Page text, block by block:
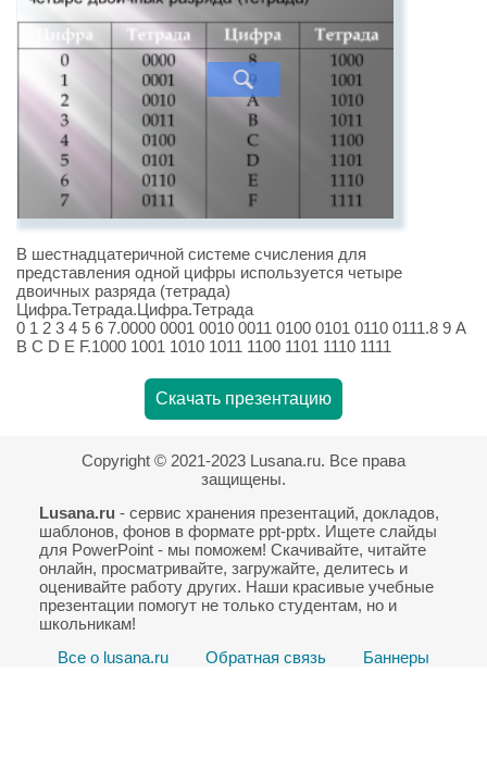
В шестнадцатеричной системе счисления для
представления одной цифры используется четыре
двоичных разряда (тетрада)
Цифра.Тетрада.Цифра.Тетрада
0 1 2 3 4 5 6 7.0000 0001 0010 0011 0100 0101 0110 0111.8 9 A
B C D E F.1000 1001 1010 1011 1100 1101 1110 1111
Скачать презентацию
Copyright © 2021-2023 Lusana.ru. Все права
защищены.
Lusana.ru - сервис хранения презентаций, докладов,
шаблонов, фонов в формате ppt-pptx. Ищете слайды
для PowerPoint - мы поможем! Скачивайте, читайте
онлайн, просматривайте, загружайте, делитесь и
оценивайте работу других. Наши красивые учебные
презентации помогут не только студентам, но и
школьникам!
Все о lusana.ru
Обратная связь Баннеры